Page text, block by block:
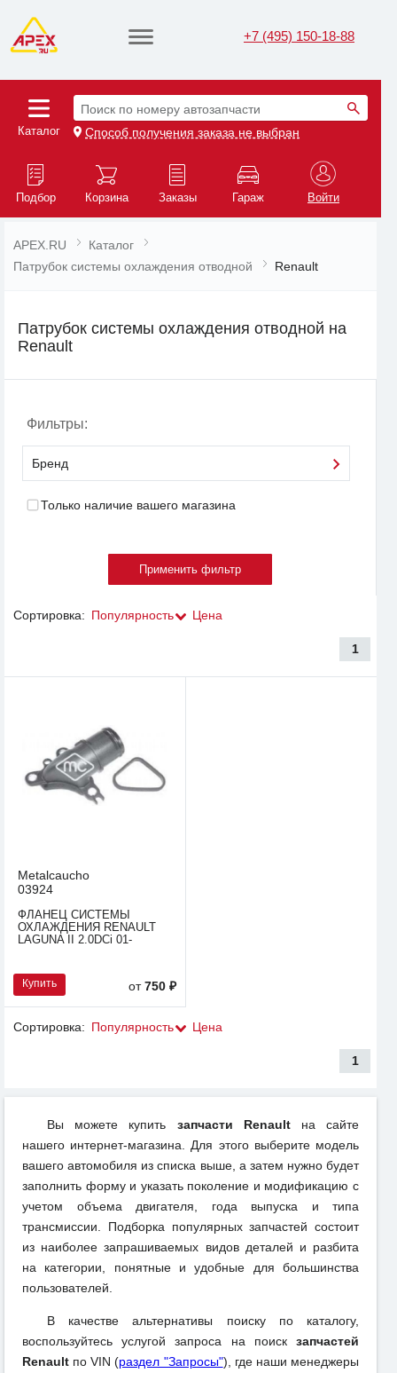
+7 (495) 150-18-88
Каталог
Поиск по номеру автозапчасти
Способ получения заказа не выбран
Подбор Корзина Заказы Гараж Войти
APEX.RU
Каталог
Патрубок системы охлаждения отводной
Renault
Патрубок системы охлаждения отводной на
Renault
Фильтры:
Бренд
Только наличие вашего магазина
Сортировка: Популярность Цена
1
Metalcaucho
03924
ФЛАНЕЦ СИСТЕМЫ
ОХЛАЖДЕНИЯ RENAULT
LAGUNA II 2.0DCi 01-
Купить от750 ₽
Сортировка: Популярность Цена
1
Вы можете купить запчасти Renaultна сайте
нашего интернет-магазина. Для этого выберите модель
вашего автомобиля из списка выше, а затем нужно будет
заполнить форму и указать поколение и модификацию с
учетом объема двигателя, года выпуска и типа
трансмиссии. Подборка популярных запчастей состоит
из наиболее запрашиваемых видов деталей и разбита
на категории, понятные и удобные для большинства
пользователей.
В качестве альтернативы поиску по каталогу,
воспользуйтесь услугой запроса на поиск запчастей
Renault по VIN (раздел "Запросы"), где наши менеджеры